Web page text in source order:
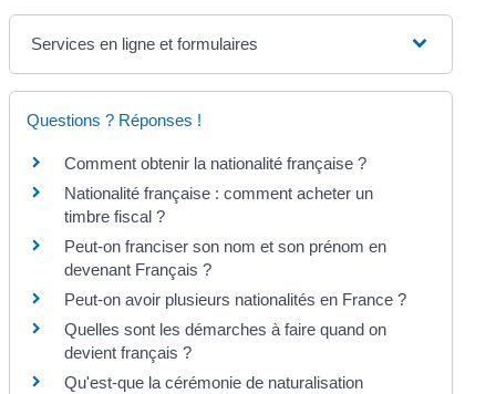
Services en ligne et formulaires
Questions ? Réponses !
Comment obtenir la nationalité française ?
Nationalité française : comment acheter un
timbre fiscal ?
Peut-on franciser son nom et son prénom en
devenant Français ?
Peut-on avoir plusieurs nationalités en France ?
Quelles sont les démarches à faire quand on
devient français ?
Qu'est-que la cérémonie de naturalisation